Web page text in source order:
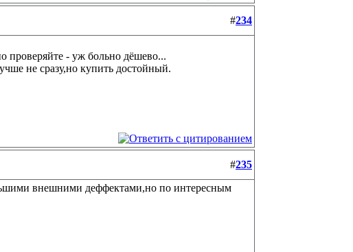
#234
проверяйте - уж больно дёшево...
не сразу,но купить достойный.
#235
внешними деффектами,но по интересным